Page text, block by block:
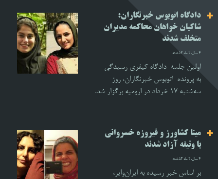
تصویری
دادگاه اتوبوس خبرنگاران:
شاکیان خواهان محاکمه مدیران
متخلف شدند
4 سال،2 ماه گذشته
اولین جلسه دادگاه کیفری رسیدگی
به پرونده اتوبوس خبرنگاران، روز
سه‌شنبه ۱۷ خرداد در ارومیه برگزار شد.
مینا کشاورز و فیروزه خسروانی
با وثیقه آزاد شدند
4 سال،2 ماه گذشته
بر اساس خبر رسیده به ایران‌وایر،